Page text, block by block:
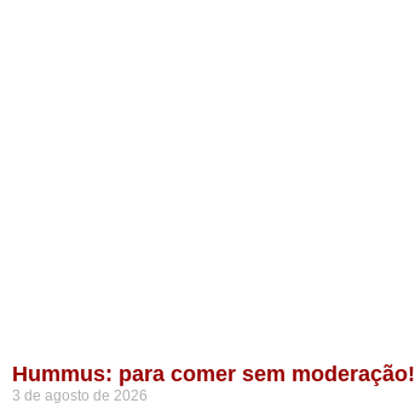
Hummus: para comer sem moderação!
3 de agosto de 2026